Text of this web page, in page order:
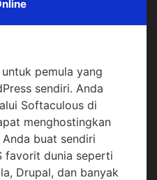
pemula yang
sendiri. Anda
Softaculous di
menghostingkan
buat sendiri
favorit dunia seperti
Drupal, dan banyak